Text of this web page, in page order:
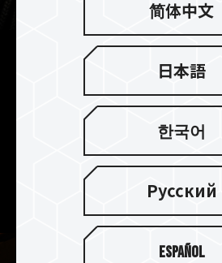
電源管理チップが
高める
優れた熱伝導率を備えた放熱用
て、電圧レギュレータ(PMIC)IC
理チップが放熱技術を効率化し
简体中文
日本語
한국어
Русский
Español